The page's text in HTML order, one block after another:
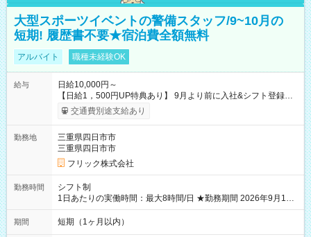
大型スポーツイベントの警備スタッフ/9~10月の
短期! 履歴書不要★宿泊費全額無料
アルバイト 職種未経験OK
給与
日給10,000円～
【日給1，500円UP特典あり】 9月より前に入社&シフト登録す
ると 期間中(9/16~10/23) の日給がUP! 日給1万1500円でしっか
り稼げます♪ 【試用期間】試用期間なし
交通費別途支給あり
勤務地
三重県四日市市
三重県四日市市
フリック株式会社
勤務時間
シフト制
1日あたりの実働時間：最大8時間/日 ★勤務期間 2026年9月16
日~2026年10月23日 短期勤務OK! 期間中フル勤務できる方優遇
※週3~5日勤務(勤務日数応相談) ※期間前から勤務スタートも可
期間 短期（1ヶ月以内）